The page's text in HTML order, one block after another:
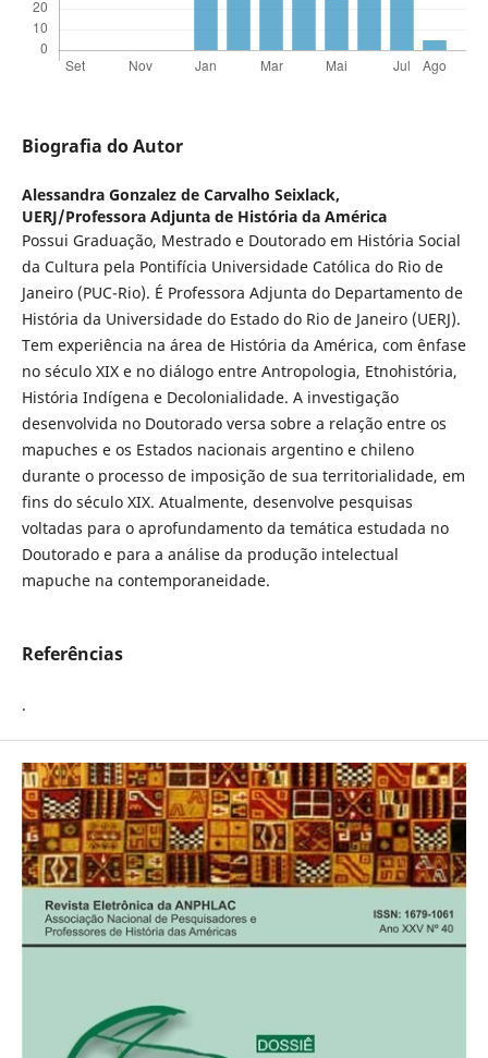
Biografia do Autor
Alessandra Gonzalez de Carvalho Seixlack,
UERJ/Professora Adjunta de História da América
Possui Graduação, Mestrado e Doutorado em História Social
da Cultura pela Pontifícia Universidade Católica do Rio de
Janeiro (PUC-Rio). É Professora Adjunta do Departamento de
História da Universidade do Estado do Rio de Janeiro (UERJ).
Tem experiência na área de História da América, com ênfase
no século XIX e no diálogo entre Antropologia, Etnohistória,
História Indígena e Decolonialidade. A investigação
desenvolvida no Doutorado versa sobre a relação entre os
mapuches e os Estados nacionais argentino e chileno
durante o processo de imposição de sua territorialidade, em
fins do século XIX. Atualmente, desenvolve pesquisas
voltadas para o aprofundamento da temática estudada no
Doutorado e para a análise da produção intelectual
mapuche na contemporaneidade.
Referências
.